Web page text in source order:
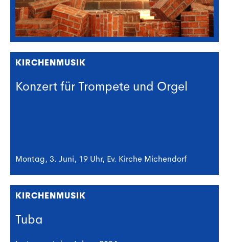
KIRCHENMUSIK
Konzert für Trompete und Orgel
Montag, 3. Juni, 19 Uhr, Ev. Kirche Michendorf
KIRCHENMUSIK
Tuba